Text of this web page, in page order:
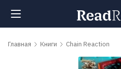
Поиск
Главная Книги Chain Reaction